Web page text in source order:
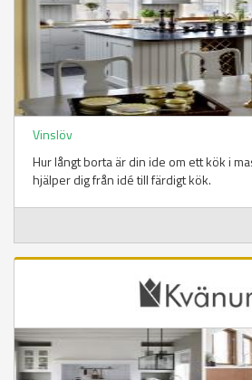
Vinslöv
Hur långt borta är din ide om ett kök i
hjälper dig från idé till färdigt kök.